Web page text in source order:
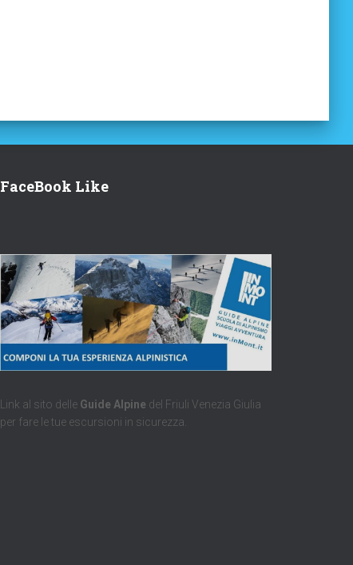
FaceBook Like
Link al sito delle Guide Alpine del Friuli Venezia Giulia
per fare le tue escursioni in sicurezza.